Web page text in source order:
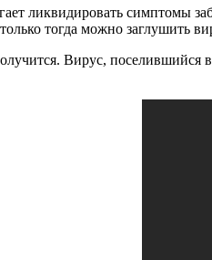
ликвидировать симптомы
тогда можно заглушить
Вирус,